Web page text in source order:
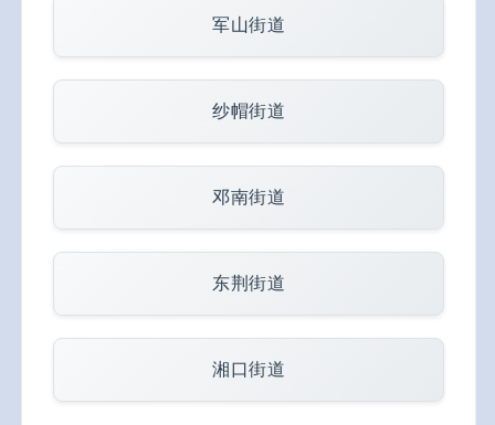
军山街道
纱帽街道
邓南街道
东荆街道
湘口街道